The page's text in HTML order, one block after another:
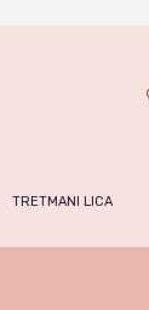
TRETMANI LICA